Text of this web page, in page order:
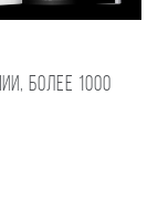
более 1000